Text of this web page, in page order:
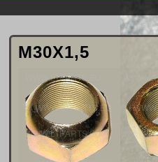
M30X1,5